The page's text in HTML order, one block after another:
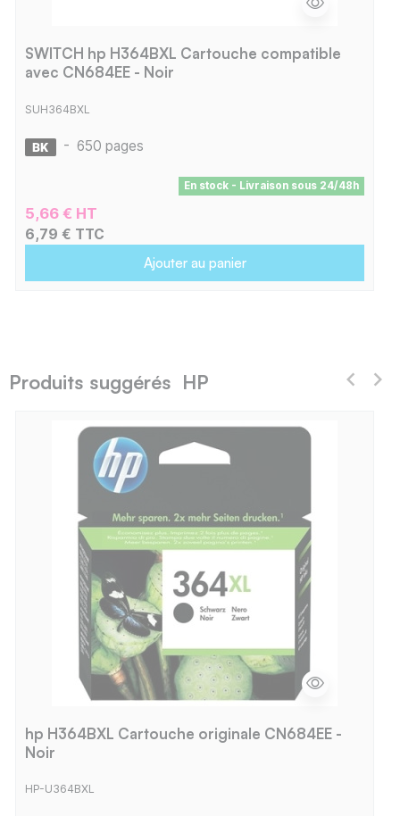
SWITCH hp H364BXL Cartouche compatible
avec CN684EE - Noir
SUH364BXL
- 650 pages
En stock - Livraison sous 24/48h
5,66 € HT
6,79 € TTC
Ajouter au panier
Produits suggérés HP
hp H364BXL Cartouche originale CN684EE -
Noir
HP-U364BXL